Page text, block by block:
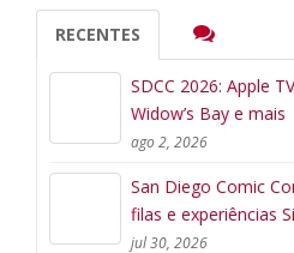
RECENTES
SDCC 2026: Apple
Widow’s Bay e mais
ago 2, 2026
San Diego Comic
filas e experiências
jul 30, 2026